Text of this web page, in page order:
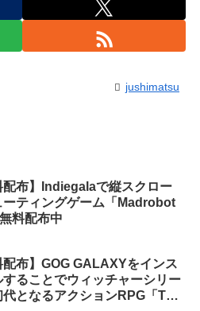
jushimatsu
配布】Indiegalaで縦スクロー
ーティングゲーム「Madrobot
料配布中
配布】GOG GALAXYをインス
することでウィッチャーシリー
代となるアクションRPG「The